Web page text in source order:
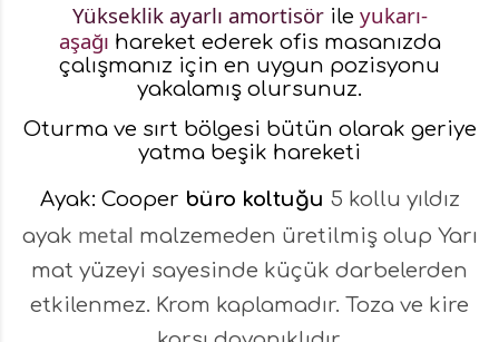
Yükseklik ayarlı amortisörile yukarı-
aşağı hareket ederek ofis masanızda
çalışmanız için en uygun pozisyonu
yakalamış olursunuz.
Oturma ve sırt bölgesi bütün olarak geriye
yatma beşik hareketi
Ayak: Cooper büro koltuğu 5 kollu yıldız
ayak metal malzemeden üretilmiş olup Yarı
mat yüzeyi sayesinde küçük darbelerden
etkilenmez. Krom kaplamadır. Toza ve kire